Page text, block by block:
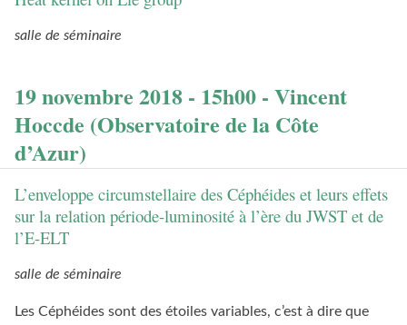
salle de séminaire
19 novembre 2018 - 15h00 - Vincent
Hoccde (Observatoire de la Côte
d’Azur)
L’enveloppe circumstellaire des Céphéides et leurs effets
sur la relation période-luminosité à l’ère du JWST et de
l’E-ELT
salle de séminaire
Les Céphéides sont des étoiles variables, c’est à dire que